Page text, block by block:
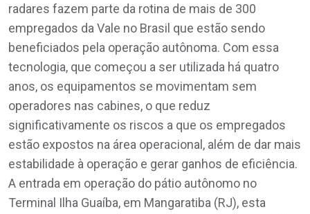
radares fazem parte da rotina de mais de 300
empregados da Vale no Brasil que estão sendo
beneficiados pela operação autônoma. Com essa
tecnologia, que começou a ser utilizada há quatro
anos, os equipamentos se movimentam sem
operadores nas cabines, o que reduz
significativamente os riscos a que os empregados
estão expostos na área operacional, além de dar mais
estabilidade à operação e gerar ganhos de eficiência.
A entrada em operação do pátio autônomo no
Terminal Ilha Guaíba, em Mangaratiba (RJ), esta